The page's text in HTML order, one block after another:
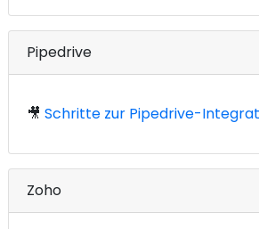
Pipedrive
🎥 Schritte zur Pipedrive-
Zoho